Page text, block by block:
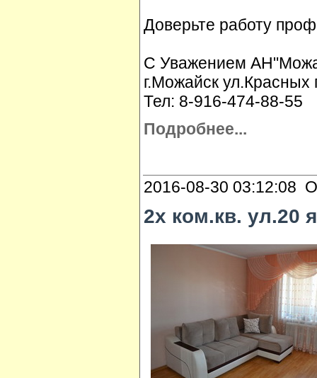
Доверьте работу
С Уважением
г.Можайск
Тел: 8-916-474-88-55
Подробнее...
2016-08-30 03:12:08
2х ком.кв. ул.20